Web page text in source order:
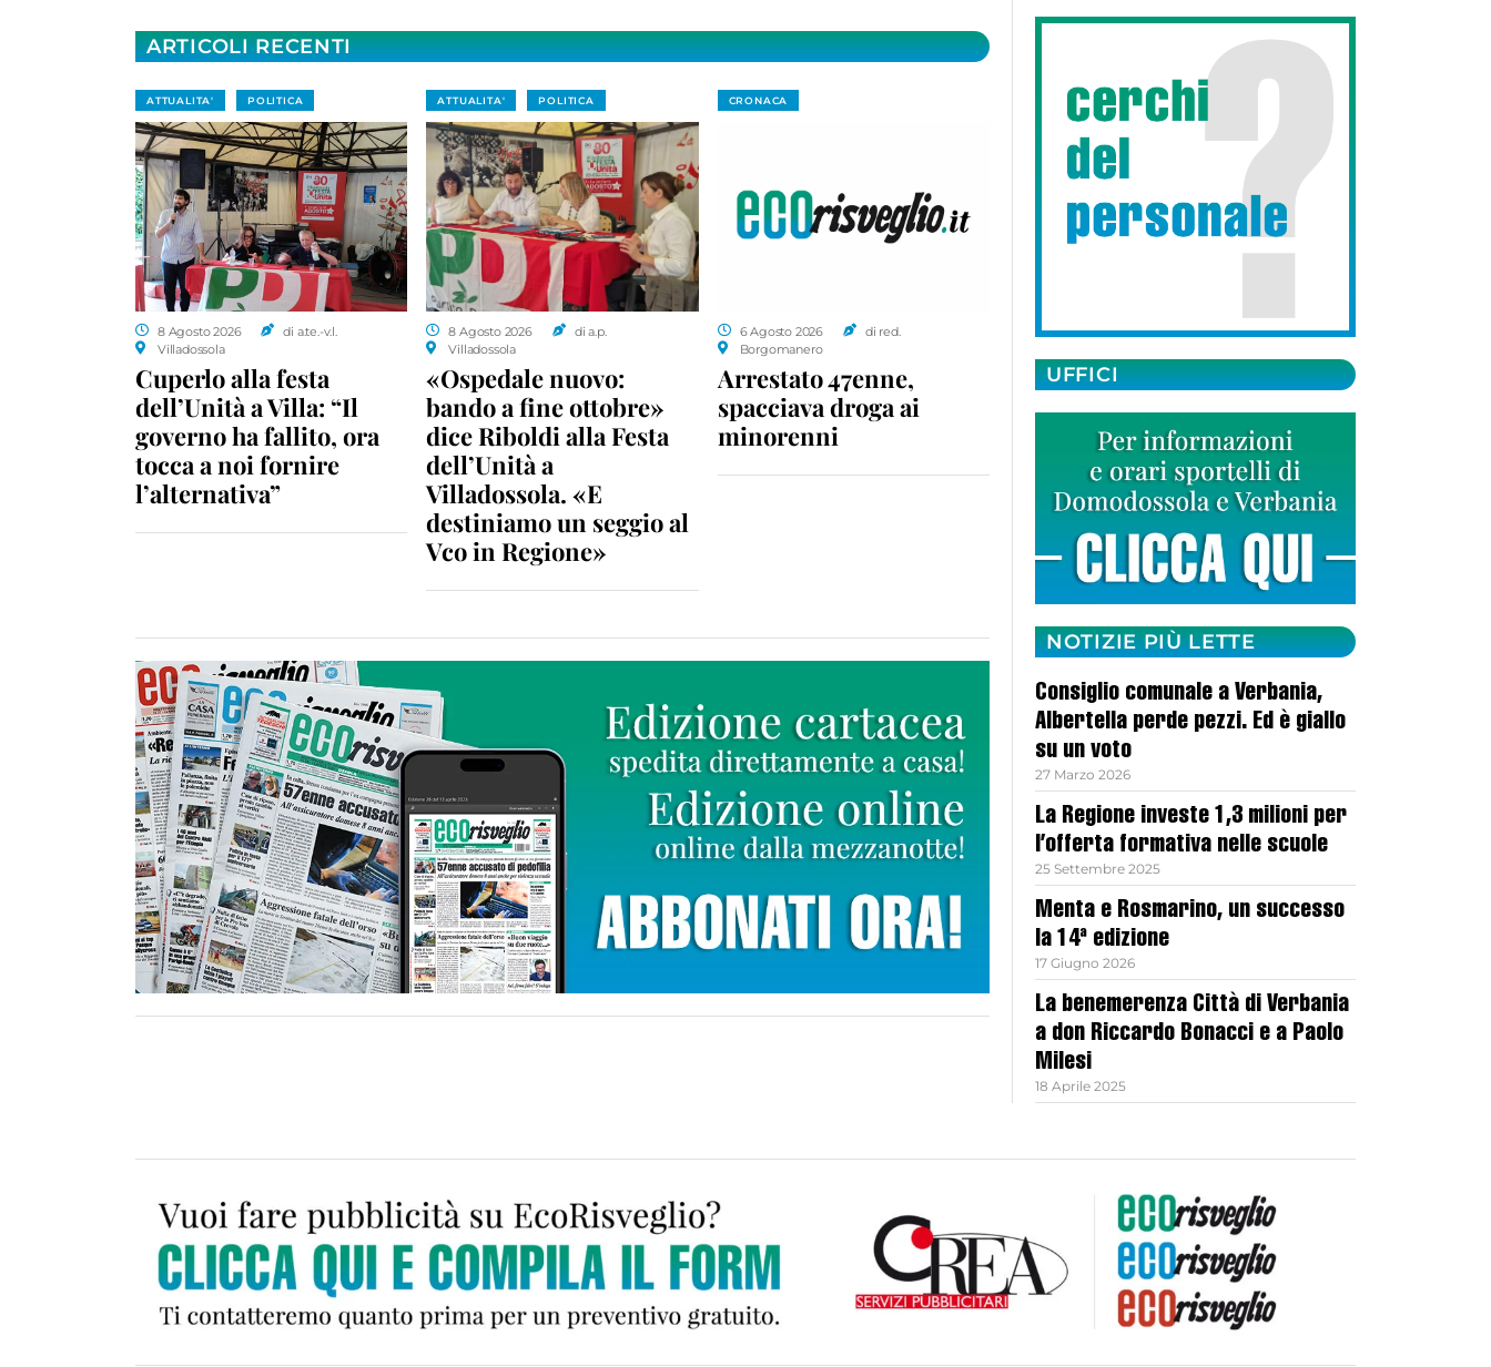
ARTICOLI RECENTI
ATTUALITA' POLITICA
8 Agosto 2026
di a.te.-v.l.
Villadossola
Cuperlo alla festa
dell’Unità a Villa: “Il
governo ha fallito, ora
tocca a noi fornire
l’alternativa”
ATTUALITA' POLITICA
8 Agosto 2026
di a.p.
Villadossola
«Ospedale nuovo:
bando a fine ottobre»
dice Riboldi alla Festa
dell’Unità a
Villadossola. «E
destiniamo un seggio al
Vco in Regione»
CRONACA
6 Agosto 2026
di red.
Borgomanero
Arrestato 47enne,
spacciava droga ai
minorenni
UFFICI
NOTIZIE PIÙ LETTE
Consiglio comunale a Verbania,
Albertella perde pezzi. Ed è giallo
su un voto
27 Marzo 2026
La Regione investe 1,3 milioni per
l’offerta formativa nelle scuole
25 Settembre 2025
Menta e Rosmarino, un successo
la 14ª edizione
17 Giugno 2026
La benemerenza Città di Verbania
a don Riccardo Bonacci e a Paolo
Milesi
18 Aprile 2025